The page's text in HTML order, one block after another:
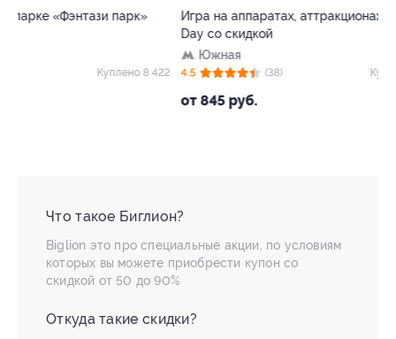
Игра на аппаратах, аттракционах в Play
(38) Куплено 18 477
Билет на весь
(63)
Что такое Биглион?
Biglion это про специальные акции, по условиям
которых вы можете приобрести купон со
скидкой от 50 до 90%
Откуда такие скидки?